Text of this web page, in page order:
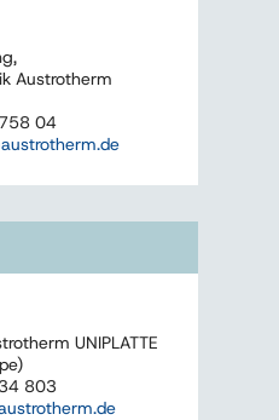
Austrotherm
04
UNIPLATTE
803